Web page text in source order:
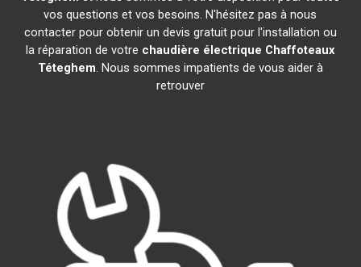
vos questions et vos besoins. N'hésitez pas à nous
contacter pour obtenir un devis gratuit pour l'installation ou
la réparation de votre chaudière électrique Chaffoteaux
Téteghem. Nous sommes impatients de vous aider à
retrouver